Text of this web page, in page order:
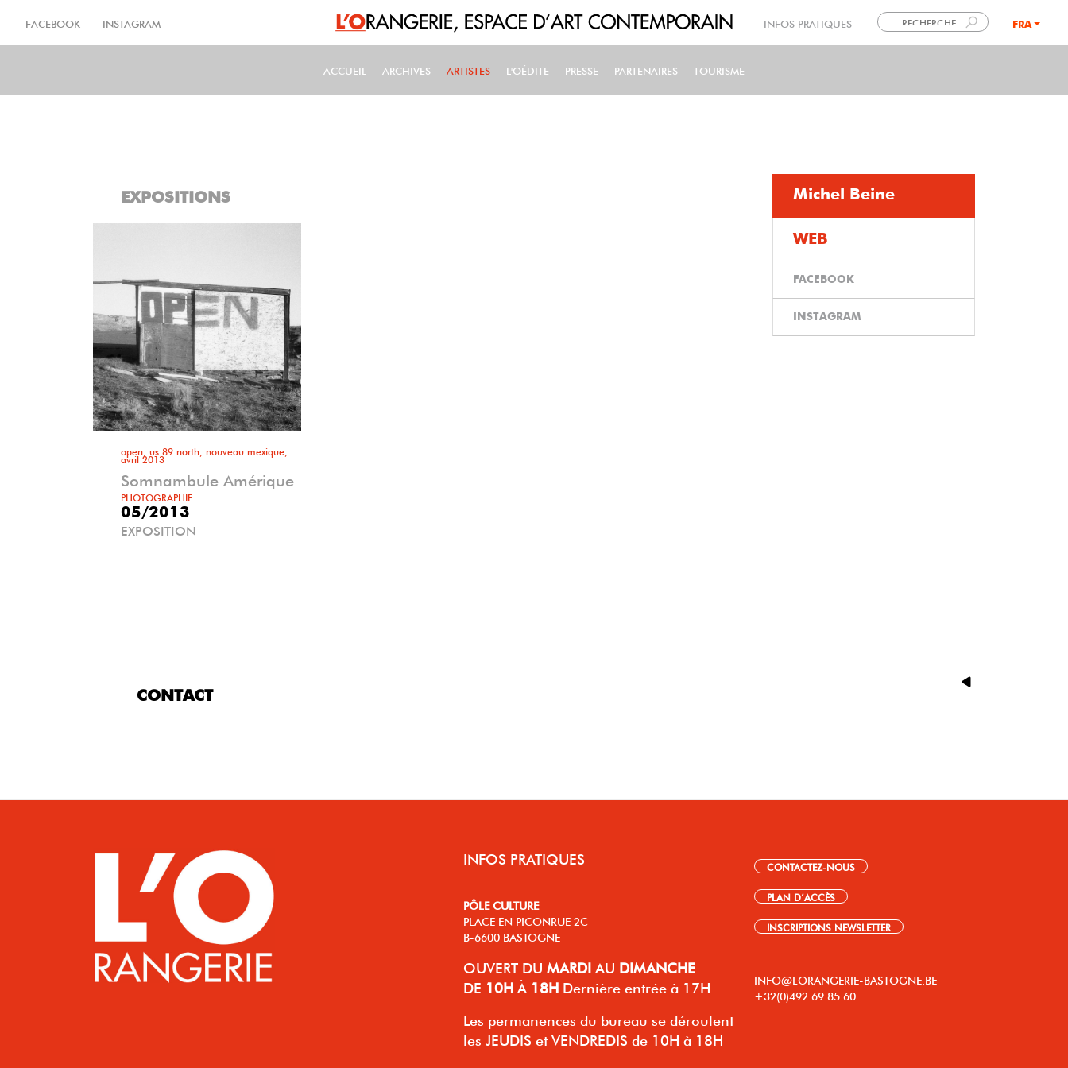
FACEBOOK INSTAGRAM INFOS PRATIQUES FRA
MAIN NAVIGATION
ACCUEIL ARCHIVES ARTISTES L'OÉDITE PRESSE PARTENAIRES TOURISME
EXPOSITIONS
open, us 89 north, nouveau mexique,
avril 2013
Somnambule Amérique
PHOTOGRAPHIE
05/2013
EXPOSITION
Michel Beine
WEB
FACEBOOK
INSTAGRAM
CONTACT
INFOS PRATIQUES
PÔLE CULTURE
PLACE EN PICONRUE 2C
B-6600 BASTOGNE
OUVERT DU MARDI AU DIMANCHE
DE 10H À 18H Dernière entrée à 17H
Les permanences du bureau se déroulent
les JEUDIS et VENDREDIS de 10H à 18H
CONTACTEZ-NOUS
PLAN D’ACCÈS
INSCRIPTIONS NEWSLETTER
INFO@LORANGERIE-BASTOGNE.BE
+32(0)492 69 85 60